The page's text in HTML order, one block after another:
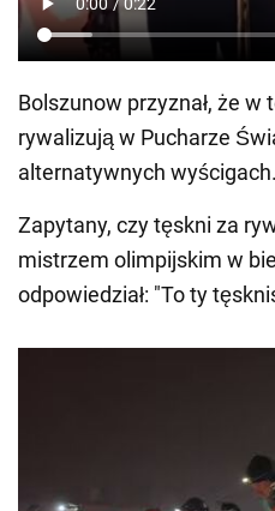
Bolszunow przyznał, że
rywalizują w Pucharze
alternatywnych wyścigach.
Zapytany, czy tęskni za
mistrzem olimpijskim w
odpowiedział: "To ty